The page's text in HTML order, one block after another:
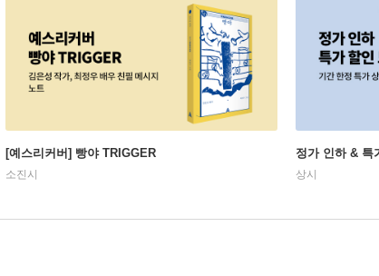
[예스리커버] 빵야 TRIGGER
소진시
정가 인하 & 특
상시